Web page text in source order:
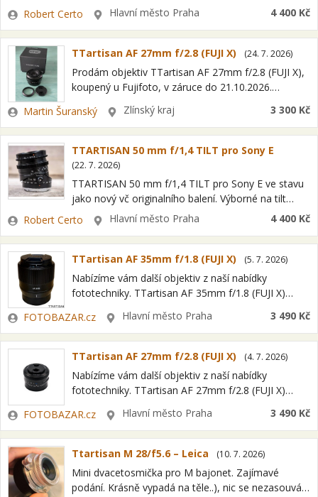
efekty, produktové foto, kreativní portréty apod.
Proti blbostem jako Lensbaby…
Zadavatel
Robert Certo LokalitaHlavní město Praha 4 400 Kč
TTartisan AF 27mm f/2.8 (FUJI X) (24. 7. 2026)
Prodám objektiv TTartisan AF 27mm f/2.8 (FUJI X),
koupený u Fujifoto, v záruce do 21.10.2026.
odřená hrana na sluneční cloně viz…
Zadavatel
Martin Šuranský LokalitaZlínský kraj 3 300 Kč
TTARTISAN 50 mm f/1,4 TILT pro Sony E
(22. 7. 2026)
TTARTISAN 50 mm f/1,4 TILT pro Sony E ve stavu
jako nový vč originalního balení. Výborné na tilt
efekty, produktové foto, kreativní portréty apod.
Proti blbostem jako Lensbaby…
Zadavatel
Robert Certo LokalitaHlavní město Praha 4 400 Kč
TTartisan AF 35mm f/1.8 (FUJI X) (5. 7. 2026)
Nabízíme vám další objektiv z naší nabídky
fototechniky. TTartisan AF 35mm f/1.8 (FUJI X)
můžete prohlédnout přímo na prodejně XFOTO,…
Zadavatel
FOTOBAZAR.cz LokalitaHlavní město Praha 3 490 Kč
TTartisan AF 27mm f/2.8 (FUJI X) (4. 7. 2026)
Nabízíme vám další objektiv z naší nabídky
fototechniky. TTartisan AF 27mm f/2.8 (FUJI X)
můžete prohlédnout přímo na prodejně XFOTO,…
Zadavatel
FOTOBAZAR.cz LokalitaHlavní město Praha 3 490 Kč
Ttartisan M 28/f5.6 – Leica (10. 7. 2026)
Mini dvacetosmička pro M bajonet. Zajímavé
podání. Krásně vypadá na těle..), nic se nezasouvá